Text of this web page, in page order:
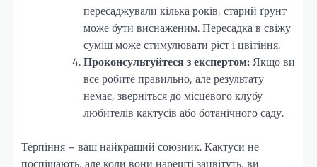
пересаджували кілька років, старий ґрунт
може бути виснаженим. Пересадка в свіжу
суміш може стимулювати ріст і цвітіння.
Проконсультуйтеся з експертом:Якщо ви
все робите правильно, але результату
немає, зверніться до місцевого клубу
любителів кактусів або ботанічного саду.
Терпіння – ваш найкращий союзник. Кактуси не
поспішають, але коли вони нарешті зацвітуть, ви